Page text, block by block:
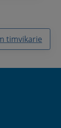
timvikarie